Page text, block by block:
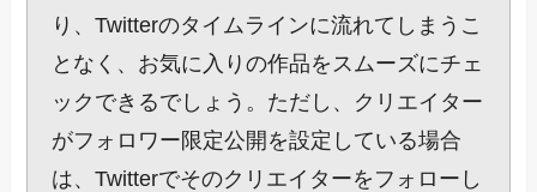
り、Twitterのタイムラインに流れてしまうこ
となく、お気に入りの作品をスムーズにチェ
ックできるでしょう。ただし、クリエイター
がフォロワー限定公開を設定している場合
は、Twitterでそのクリエイターをフォローし